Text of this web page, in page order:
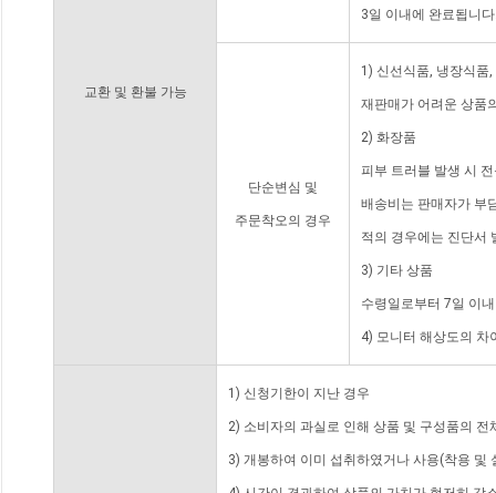
교환 및 환불 가능
3일 이내에 완료됩니
단순변심 및
주문착오의 경우
1) 신선식품, 냉장식품
재판매가 어려운 상품
2) 화장품
피부 트러블 발생 시
배송비는 판매자가 부
적의 경우에는 진단서
3) 기타 상품
수령일로부터 7일 이
4) 모니터 해상도의 차
1) 신청기한이 지난 경우
2) 소비자의 과실로 인해 상품 및 구성품의
3) 개봉하여 이미 섭취하였거나 사용(착용 및